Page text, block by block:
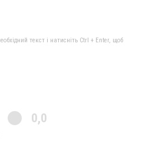
текст і натисніть Ctrl + Enter, щоб
0,0